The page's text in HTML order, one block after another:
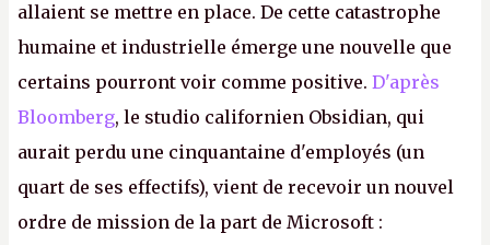
allaient se mettre en place. De cette catastrophe
humaine et industrielle émerge une nouvelle que
certains pourront voir comme positive. D'après
Bloomberg, le studio californien Obsidian, qui
aurait perdu une cinquantaine d'employés (un
quart de ses effectifs), vient de recevoir un nouvel
ordre de mission de la part de Microsoft :